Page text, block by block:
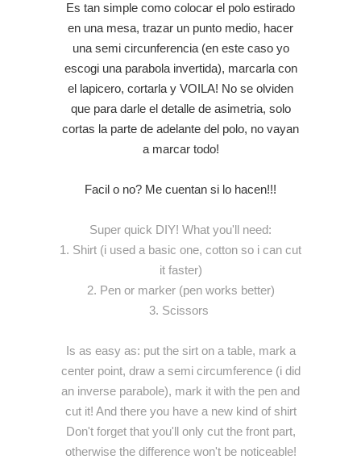
Es tan simple como colocar el polo estirado
en una mesa, trazar un punto medio, hacer
una semi circunferencia (en este caso yo
escogi una parabola invertida), marcarla con
el lapicero, cortarla y VOILA! No se olviden
que para darle el detalle de asimetria, solo
cortas la parte de adelante del polo, no vayan
a marcar todo!
Facil o no? Me cuentan si lo hacen!!!
Super quick DIY! What you'll need:
1. Shirt (i used a basic one, cotton so i can cut
it faster)
2. Pen or marker (pen works better)
3. Scissors
Is as easy as: put the sirt on a table, mark a
center point, draw a semi circumference (i did
an inverse parabole), mark it with the pen and
cut it! And there you have a new kind of shirt
Don't forget that you'll only cut the front part,
otherwise the difference won't be noticeable!